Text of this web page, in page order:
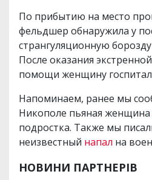
По прибытию на место
фельдшер обнаружила у
странгуляционную
После оказания
помощи женщину
Напоминаем, ранее мы
Никополе пьяная женщина
подростка. Также мы
неизвестный напал на